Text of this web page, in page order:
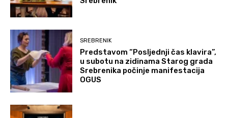
SREBRENIK
Predstavom “Posljednji čas klavira”,
u subotu na zidinama Starog grada
Srebrenika počinje manifestacija
OGUS